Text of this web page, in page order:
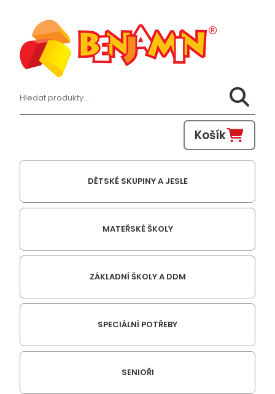
Hledat:
Košík
DĚTSKÉ SKUPINY A JESLE
MATEŘSKÉ ŠKOLY
ZÁKLADNÍ ŠKOLY A DDM
SPECIÁLNÍ POTŘEBY
SENIOŘI